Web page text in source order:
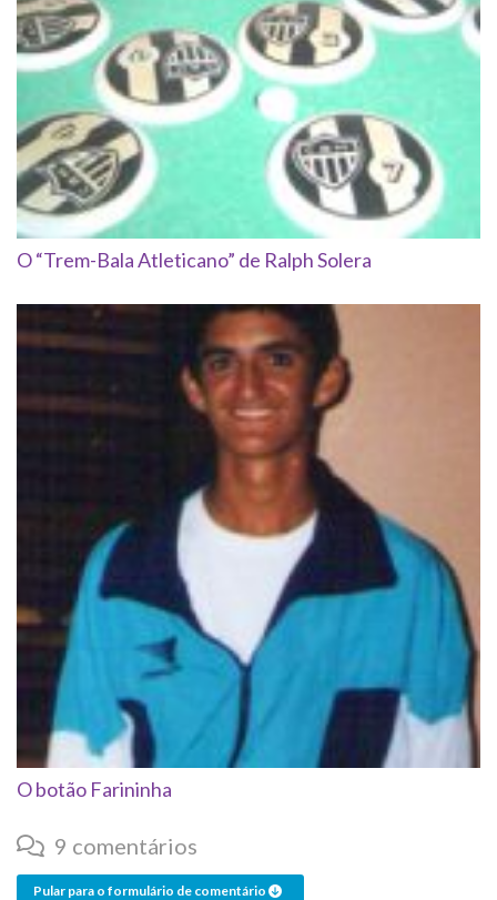
O “Trem-Bala Atleticano” de Ralph Solera
O botão Farininha
9 comentários
Pular para o formulário de comentário